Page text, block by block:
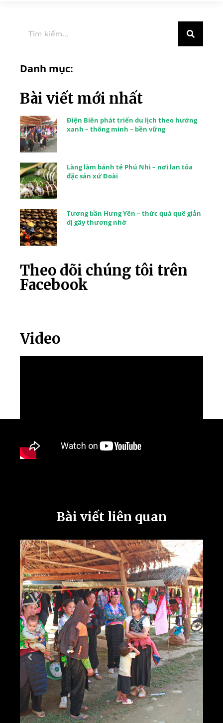
Danh mục:
Bài viết mới nhất
Điện Biên phát triển du lịch theo hướng
xanh – thông minh – bền vững
Làng làm bánh tẻ Phú Nhi – nơi lan tỏa
đặc sản xứ Đoài
Tương bần Hưng Yên – thức quà quê giản
dị gây thương nhớ
Theo dõi chúng tôi trên
Facebook
Video
Bài viết liên quan